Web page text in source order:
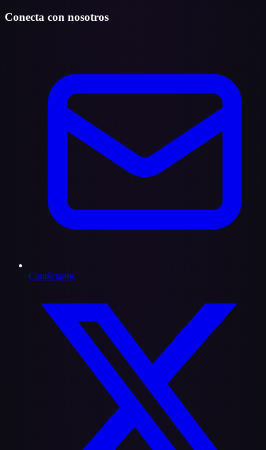
Conecta con nosotros
Contáctanos